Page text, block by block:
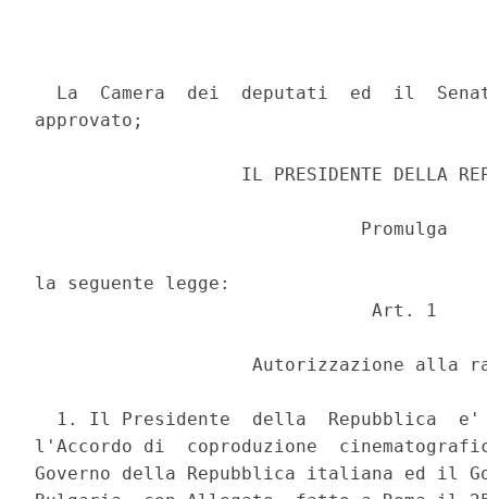
La  Camera  dei  deputati  ed  il
approvato;
IL PRESIDENTE DELLA
                              Promulga
la seguente legge:
                               Art. 1
Autorizzazione alla
1. Il Presidente  della  Repubblica
l'Accordo di  coproduzione
Governo della Repubblica italiana ed il